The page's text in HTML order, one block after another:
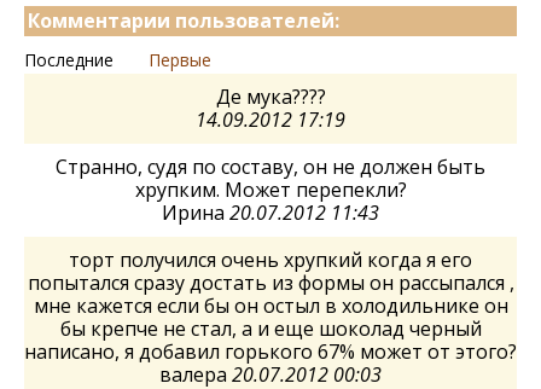
Комментарии пользователей:
Последние Первые
Де мука????
14.09.2012 17:19
Странно, судя по составу, он не должен быть
хрупким. Может перепекли?
Ирина 20.07.2012 11:43
торт получился очень хрупкий когда я его
попытался сразу достать из формы он рассыпался ,
мне кажется если бы он остыл в холодильнике он
бы крепче не стал, а и еще шоколад черный
написано, я добавил горького 67% может от этого?
валера 20.07.2012 00:03